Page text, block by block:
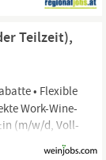
-
Teilzeit),
• Flexible
Work-Wine-
(m/w/d, Voll-